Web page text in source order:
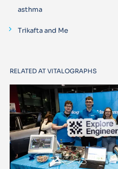
asthma
Trikafta and Me
RELATED AT VITALOGRAPHS